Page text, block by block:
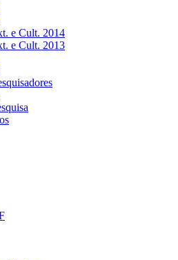
e Cult. 2014
e Cult. 2013